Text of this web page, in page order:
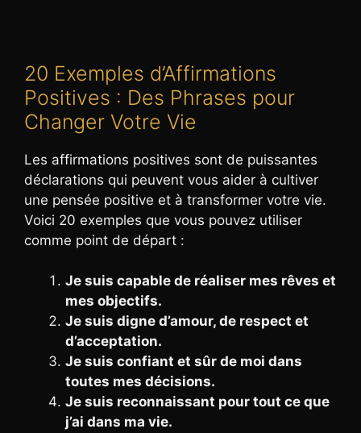
20 Exemples d’Affirmations
Positives : Des Phrases pour
Changer Votre Vie
Les affirmations positives sont de puissantes
déclarations qui peuvent vous aider à cultiver
une pensée positive et à transformer votre vie.
Voici 20 exemples que vous pouvez utiliser
comme point de départ :
Je suis capable de réaliser mes rêves et
mes objectifs.
Je suis digne d’amour, de respect et
d’acceptation.
Je suis confiant et sûr de moi dans
toutes mes décisions.
Je suis reconnaissant pour tout ce que
j’ai dans ma vie.